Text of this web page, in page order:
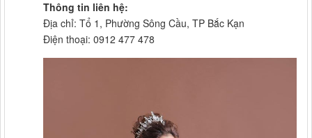
Thông tin liên hệ:
Địa chỉ: Tổ 1, Phường Sông Cầu, TP Bắc Kạn
Điện thoại: 0912 477 478